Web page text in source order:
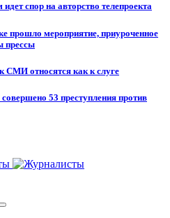
спор на авторство телепроекта
прошло мероприятие, приуроченное
прессы
относятся как к слуге
53 преступления против